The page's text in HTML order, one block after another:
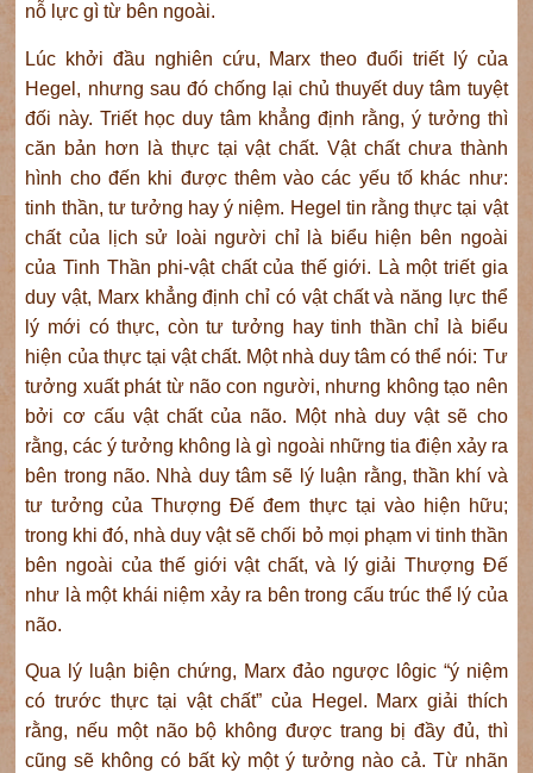
nỗ lực gì từ bên ngoài.
Lúc khởi đầu nghiên cứu, Marx theo đuổi triết lý của
Hegel, nhưng sau đó chống lại chủ thuyết duy tâm tuyệt
đối này. Triết học duy tâm khẳng định rằng, ý tưởng thì
căn bản hơn là thực tại vật chất. Vật chất chưa thành
hình cho đến khi được thêm vào các yếu tố khác như:
tinh thần, tư tưởng hay ý niệm. Hegel tin rằng thực tại vật
chất của lịch sử loài người chỉ là biểu hiện bên ngoài
của Tinh Thần phi-vật chất của thế giới. Là một triết gia
duy vật, Marx khẳng định chỉ có vật chất và năng lực thể
lý mới có thực, còn tư tưởng hay tinh thần chỉ là biểu
hiện của thực tại vật chất. Một nhà duy tâm có thể nói: Tư
tưởng xuất phát từ não con người, nhưng không tạo nên
bởi cơ cấu vật chất của não. Một nhà duy vật sẽ cho
rằng, các ý tưởng không là gì ngoài những tia điện xảy ra
bên trong não. Nhà duy tâm sẽ lý luận rằng, thần khí và
tư tưởng của Thượng Đế đem thực tại vào hiện hữu;
trong khi đó, nhà duy vật sẽ chối bỏ mọi phạm vi tinh thần
bên ngoài của thế giới vật chất, và lý giải Thượng Đế
như là một khái niệm xảy ra bên trong cấu trúc thể lý của
não.
Qua lý luận biện chứng, Marx đảo ngược lôgic “ý niệm
có trước thực tại vật chất” của Hegel. Marx giải thích
rằng, nếu một não bộ không được trang bị đầy đủ, thì
cũng sẽ không có bất kỳ một ý tưởng nào cả. Từ nhãn